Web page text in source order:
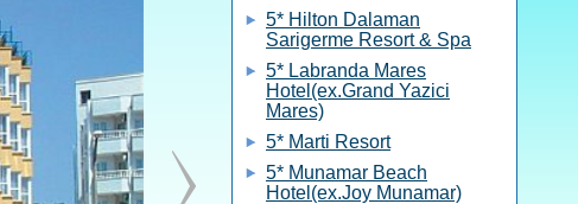
5* Hilton Dalaman
Sarigerme Resort & Spa
5* Labranda Mares
Hotel(ex.Grand Yazici
Mares)
5* Marti Resort
5* Munamar Beach
Hotel(ex.Joy Munamar)